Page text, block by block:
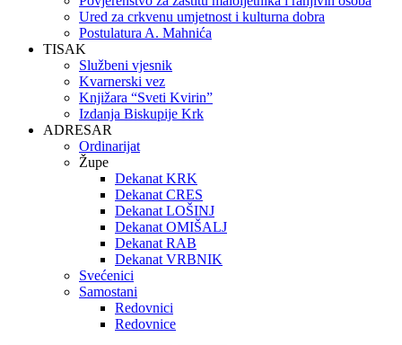
Ured za crkvenu umjetnost i kulturna dobra
Postulatura A. Mahnića
TISAK
Službeni vjesnik
Kvarnerski vez
Knjižara “Sveti Kvirin”
Izdanja Biskupije Krk
ADRESAR
Ordinarijat
Župe
Dekanat KRK
Dekanat CRES
Dekanat LOŠINJ
Dekanat OMIŠALJ
Dekanat RAB
Dekanat VRBNIK
Svećenici
Samostani
Redovnici
Redovnice